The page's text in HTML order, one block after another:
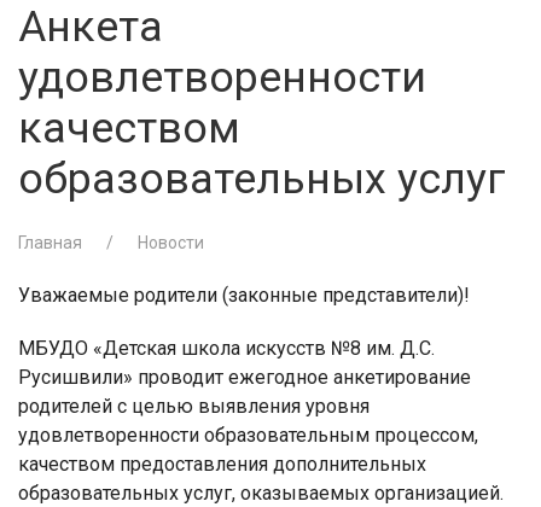
Анкета
удовлетворенности
качеством
образовательных услуг
Главная Новости
Уважаемые родители (законные представители)!
МБУДО «Детская школа искусств №8 им. Д.С.
Русишвили» проводит ежегодное анкетирование
родителей с целью выявления уровня
удовлетворенности образовательным процессом,
качеством предоставления дополнительных
образовательных услуг, оказываемых организацией.